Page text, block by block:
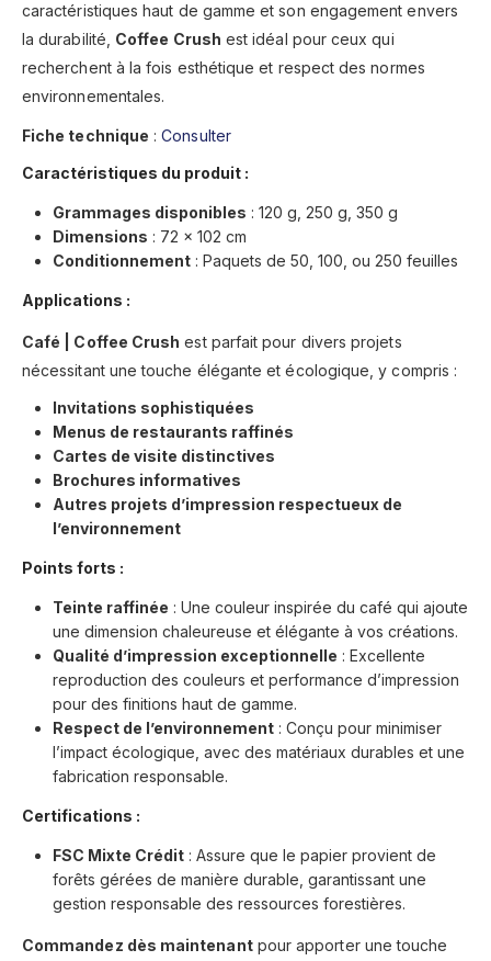
caractéristiques haut de gamme et son engagement envers
la durabilité, Coffee Crush est idéal pour ceux qui
recherchent à la fois esthétique et respect des normes
environnementales.
Fiche technique :Consulter
Caractéristiques du produit :
Grammages disponibles : 120 g, 250 g, 350 g
Dimensions : 72 x 102 cm
Conditionnement : Paquets de 50, 100, ou 250 feuilles
Applications :
Café | Coffee Crush est parfait pour divers projets
nécessitant une touche élégante et écologique, y compris :
Invitations sophistiquées
Menus de restaurants raffinés
Cartes de visite distinctives
Brochures informatives
Autres projets d’impression respectueux de
l’environnement
Points forts :
Teinte raffinée : Une couleur inspirée du café qui ajoute
une dimension chaleureuse et élégante à vos créations.
Qualité d’impression exceptionnelle : Excellente
reproduction des couleurs et performance d’impression
pour des finitions haut de gamme.
Respect de l’environnement : Conçu pour minimiser
l’impact écologique, avec des matériaux durables et une
fabrication responsable.
Certifications :
FSC Mixte Crédit : Assure que le papier provient de
forêts gérées de manière durable, garantissant une
gestion responsable des ressources forestières.
Commandez dès maintenantpour apporter une touche